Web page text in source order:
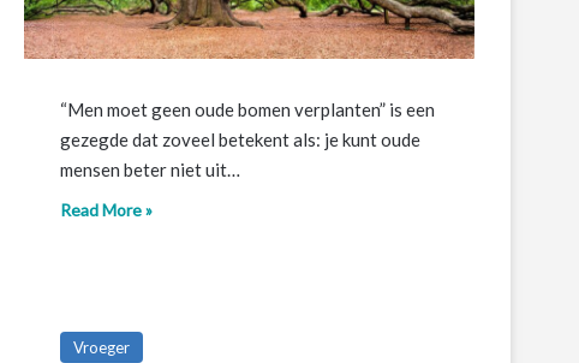
“Men moet geen oude bomen verplanten” is een
gezegde dat zoveel betekent als: je kunt oude
mensen beter niet uit…
Read More »
Vroeger